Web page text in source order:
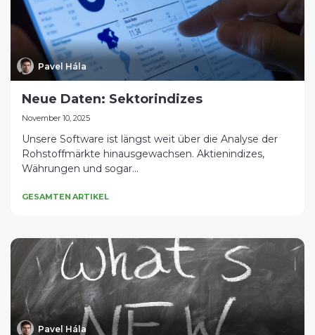
Pavel Hála
Neue Daten: Sektorindizes
November 10, 2025
Unsere Software ist längst weit über die Analyse der
Rohstoffmärkte hinausgewachsen. Aktienindizes,
Währungen und sogar...
GESAMTEN ARTIKEL
Pavel Hála